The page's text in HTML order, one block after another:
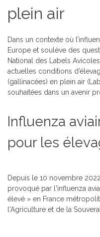
plein air
Dans un contexte où
Europe et soulève des
National des Labels
actuelles conditions
(gallinacées) en plein air
souhaitées dans un avenir
Influenza
pour les
Depuis le 10 novembre
provoqué par l'influenza
élevé » en France
l'Agriculture et de la